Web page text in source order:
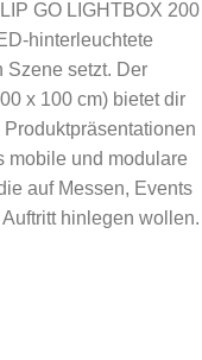
GO LIGHTBOX 200
hinterleuchtete
Szene setzt. Der
x 100 cm) bietet dir
mobile und modulare
auf Messen, Events
hinlegen wollen.